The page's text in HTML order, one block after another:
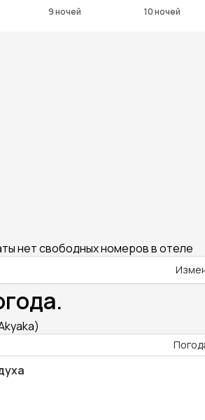
9 ночей 10 ночей
нет свободных номеров в отеле